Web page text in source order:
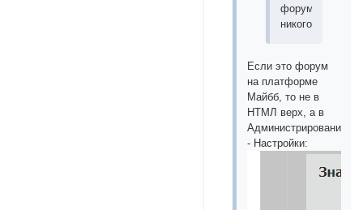
форуме
никого
Если это форум
на платформе
Майбб, то не в
НТМЛ верх, а в
Администрирование
- Настройки: